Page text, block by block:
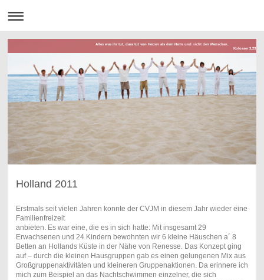
Alles was ihr tut, dass tut von Herzen als dem Herrn und nicht den Menschen.
Kolosser 3,23
Holland 2011
Erstmals seit vielen Jahren konnte der CVJM in diesem Jahr wieder eine
Familienfreizeit
anbieten. Es war eine, die es in sich hatte: Mit insgesamt 29
Erwachsenen und 24 Kindern bewohnten wir 6 kleine Häuschen a´ 8
Betten an Hollands Küste in der Nähe von Renesse. Das Konzept ging
auf – durch die kleinen Hausgruppen gab es einen gelungenen Mix aus
Großgruppenaktivitäten und kleineren Gruppenaktionen. Da erinnere ich
mich zum Beispiel an das Nachtschwimmen einzelner, die sich